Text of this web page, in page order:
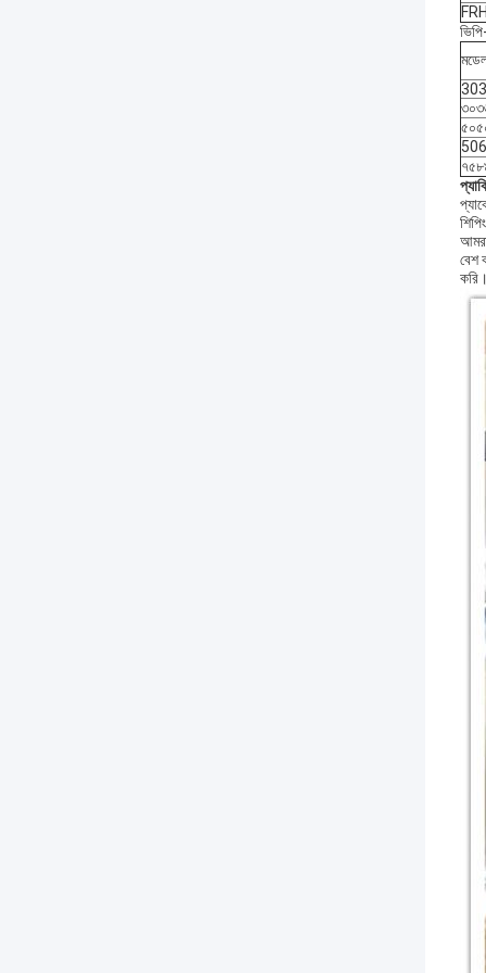
বেশ
করি।